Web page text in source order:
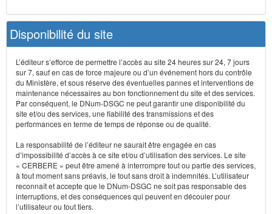
Disponibilité du site
L’éditeur s’efforce de permettre l’accès au site 24 heures sur 24, 7 jours
sur 7, sauf en cas de force majeure ou d’un événement hors du contrôle
du Ministère, et sous réserve des éventuelles pannes et interventions de
maintenance nécessaires au bon fonctionnement du site et des services.
Par conséquent, le DNum-DSGC ne peut garantir une disponibilité du
site et/ou des services, une fiabilité des transmissions et des
performances en terme de temps de réponse ou de qualité.
La responsabilité de l’éditeur ne saurait être engagée en cas
d’impossibilité d’accès à ce site et/ou d’utilisation des services. Le site
« CERBERE » peut être amené à interrompre tout ou partie des services,
à tout moment sans préavis, le tout sans droit à indemnités. L’utilisateur
reconnaît et accepte que le DNum-DSGC ne soit pas responsable des
interruptions, et des conséquences qui peuvent en découler pour
l’utilisateur ou tout tiers.